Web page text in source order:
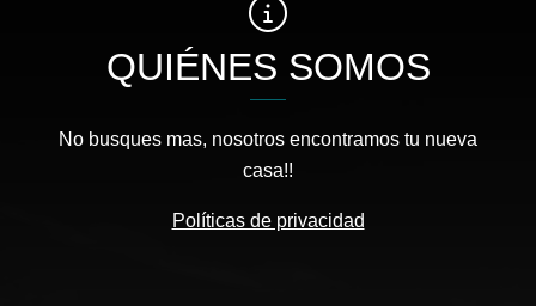
QUIÉNES SOMOS
No busques mas, nosotros encontramos tu nueva
casa!!
Políticas de privacidad